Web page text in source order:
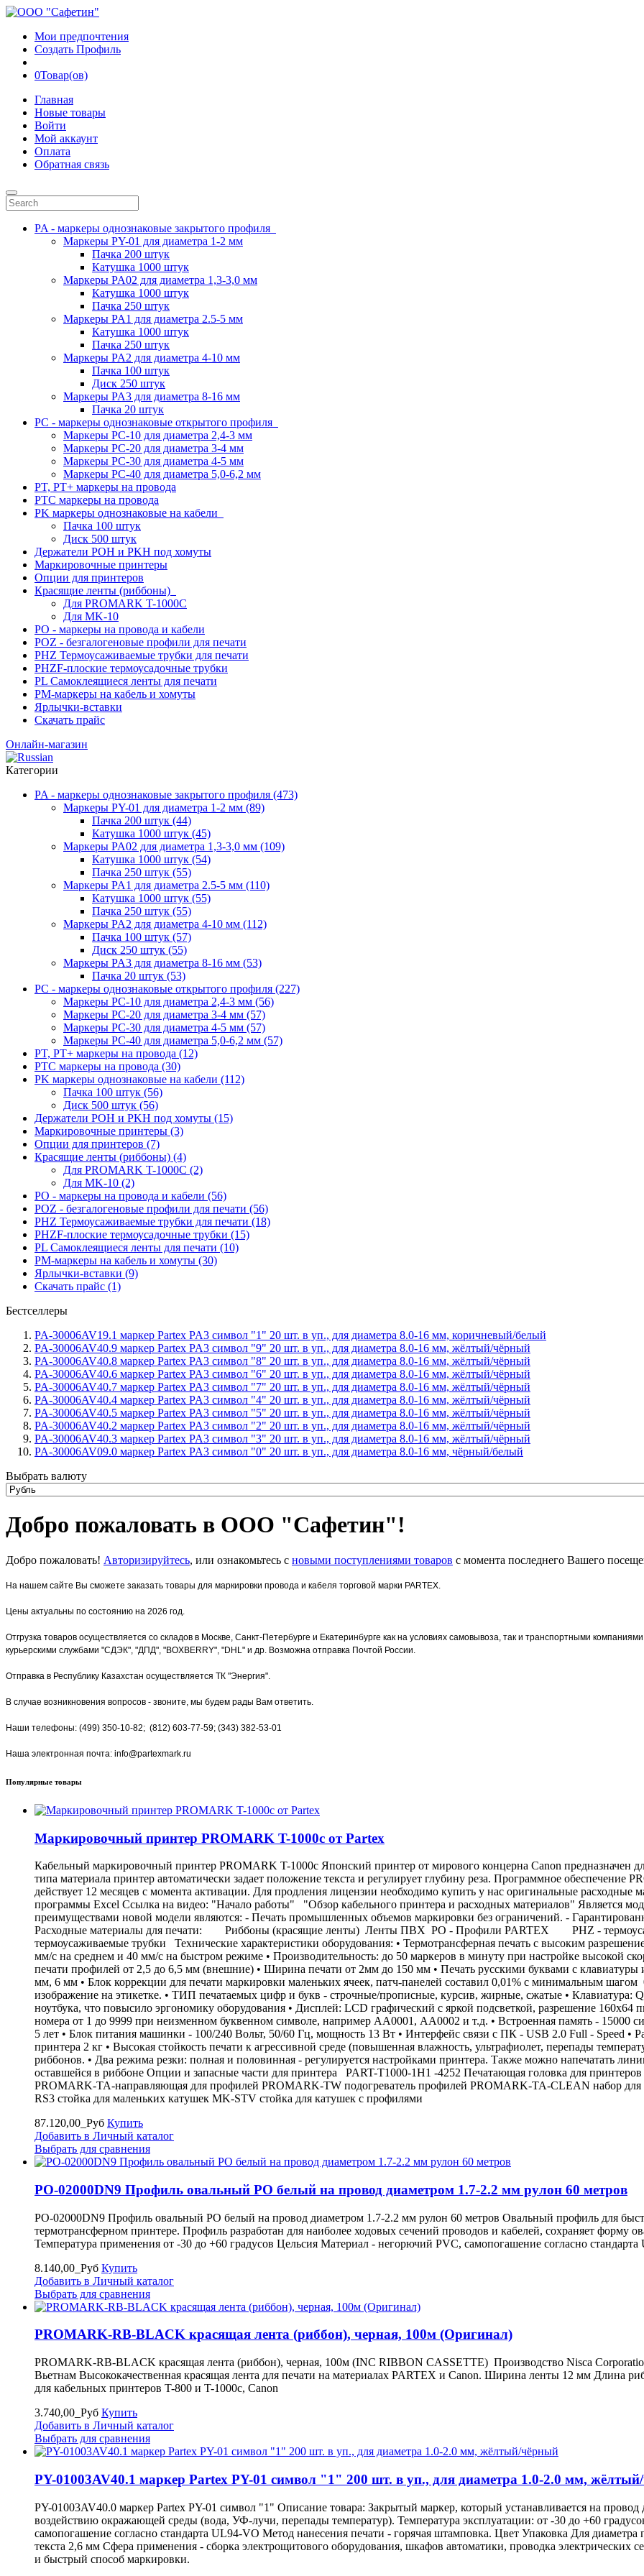
Мои предпочтения
Создать Профиль
0Товар(ов)
Главная
Новые товары
Войти
Мой аккаунт
Оплата
Обратная связь
PA - маркеры однознаковые закрытого профиля
Маркеры PY-01 для диаметра 1-2 мм
Пачка 200 штук
Катушка 1000 штук
Маркеры PA02 для диаметра 1,3-3,0 мм
Катушка 1000 штук
Пачка 250 штук
Маркеры PA1 для диаметра 2.5-5 мм
Катушка 1000 штук
Пачка 250 штук
Маркеры PA2 для диаметра 4-10 мм
Пачка 100 штук
Диск 250 штук
Маркеры PA3 для диаметра 8-16 мм
Пачка 20 штук
PC - маркеры однознаковые открытого профиля
Маркеры PC-10 для диаметра 2,4-3 мм
Маркеры PC-20 для диаметра 3-4 мм
Маркеры PC-30 для диаметра 4-5 мм
Маркеры PC-40 для диаметра 5,0-6,2 мм
PT, PT+ маркеры на провода
PTC маркеры на провода
PK маркеры однознаковые на кабели
Пачка 100 штук
Диск 500 штук
Держатели POH и PKH под хомуты
Маркировочные принтеры
Опции для принтеров
Красящие ленты (риббоны)
Для PROMARK T-1000C
Для MK-10
PO - маркеры на провода и кабели
POZ - безгалогеновые профили для печати
PHZ Термоусаживаемые трубки для печати
PHZF-плоские термоусадочные трубки
PL Самоклеящиеся ленты для печати
PM-маркеры на кабель и хомуты
Ярлычки-вставки
Скачать прайс
Онлайн-магазин
Категории
PA - маркеры однознаковые закрытого профиля (473)
Маркеры PY-01 для диаметра 1-2 мм (89)
Пачка 200 штук (44)
Катушка 1000 штук (45)
Маркеры PA02 для диаметра 1,3-3,0 мм (109)
Катушка 1000 штук (54)
Пачка 250 штук (55)
Маркеры PA1 для диаметра 2.5-5 мм (110)
Катушка 1000 штук (55)
Пачка 250 штук (55)
Маркеры PA2 для диаметра 4-10 мм (112)
Пачка 100 штук (57)
Диск 250 штук (55)
Маркеры PA3 для диаметра 8-16 мм (53)
Пачка 20 штук (53)
PC - маркеры однознаковые открытого профиля (227)
Маркеры PC-10 для диаметра 2,4-3 мм (56)
Маркеры PC-20 для диаметра 3-4 мм (57)
Маркеры PC-30 для диаметра 4-5 мм (57)
Маркеры PC-40 для диаметра 5,0-6,2 мм (57)
PT, PT+ маркеры на провода (12)
PTC маркеры на провода (30)
PK маркеры однознаковые на кабели (112)
Пачка 100 штук (56)
Диск 500 штук (56)
Держатели POH и PKH под хомуты (15)
Маркировочные принтеры (3)
Опции для принтеров (7)
Красящие ленты (риббоны) (4)
Для PROMARK T-1000C (2)
Для MK-10 (2)
PO - маркеры на провода и кабели (56)
POZ - безгалогеновые профили для печати (56)
PHZ Термоусаживаемые трубки для печати (18)
PHZF-плоские термоусадочные трубки (15)
PL Самоклеящиеся ленты для печати (10)
PM-маркеры на кабель и хомуты (30)
Ярлычки-вставки (9)
Скачать прайс (1)
Бестселлеры
PA-30006AV19.1 маркер Partex PA3 символ "1" 20 шт. в уп., для диаметра 8.0-16 мм, коричневый/белый
PA-30006AV40.9 маркер Partex PA3 символ "9" 20 шт. в уп., для диаметра 8.0-16 мм, жёлтый/чёрный
PA-30006AV40.8 маркер Partex PA3 символ "8" 20 шт. в уп., для диаметра 8.0-16 мм, жёлтый/чёрный
PA-30006AV40.6 маркер Partex PA3 символ "6" 20 шт. в уп., для диаметра 8.0-16 мм, жёлтый/чёрный
PA-30006AV40.7 маркер Partex PA3 символ "7" 20 шт. в уп., для диаметра 8.0-16 мм, жёлтый/чёрный
PA-30006AV40.4 маркер Partex PA3 символ "4" 20 шт. в уп., для диаметра 8.0-16 мм, жёлтый/чёрный
PA-30006AV40.5 маркер Partex PA3 символ "5" 20 шт. в уп., для диаметра 8.0-16 мм, жёлтый/чёрный
PA-30006AV40.2 маркер Partex PA3 символ "2" 20 шт. в уп., для диаметра 8.0-16 мм, жёлтый/чёрный
PA-30006AV40.3 маркер Partex PA3 символ "3" 20 шт. в уп., для диаметра 8.0-16 мм, жёлтый/чёрный
PA-30006AV09.0 маркер Partex PA3 символ "0" 20 шт. в уп., для диаметра 8.0-16 мм, чёрный/белый
Выбрать валюту
Добро пожаловать в ООО "Сафетин"!
Добро пожаловать! Авторизируйтесь, или ознакомьтесь с новыми поступлениями товаров с момента последнего Вашего
На нашем сайте Вы сможете заказать товары для маркировки провода и кабеля торговой марки PARTEX.
Цены актуальны по состоянию на 2026 год.
Отгрузка товаров осуществляется со складов в Москве, Санкт-Петербурге и Екатеринбурге как на условиях самовывоза, так и транспортными
курьерскими службами "СДЭК", "ДПД", "BOXBERRY", "DHL" и др. Возможна отправка Почтой России.
Отправка в Республику Казахстан осуществляется ТК "Энергия".
В случае возникновения вопросов - звоните, мы будем рады Вам ответить.
Наши телефоны: (499) 350-10-82; (812) 603-77-59; (343) 382-53-01
Наша электронная почта: info@partexmark.ru
Популярные товары
Маркировочный принтер PROMARK T-1000c от Partex
Кабельный маркировочный принтер PROMARK T-1000c Японский принтер от мирового концерна Canon предназначен
типа материала принтер автоматически задает положение текста и регулирует глубину реза. Программное
действует 12 месяцев с момента активации. Для продления лицензии необходимо купить у нас оригинальные
программы Excel Ссылка на видео: "Начало работы" "Обзор кабельного принтера и расходных материалов" Является
преимуществами новой модели являются: - Печать промышленных объемов маркировки без ограничений. -
Расходные материалы для печати: Риббоны (красящие ленты) Ленты ПВХ PO - Профили PARTEX PHZ -
термоусаживаемые трубки Технические характеристики оборудования: • Термотрансферная печать с высоким
мм/с на среднем и 40 мм/с на быстром режиме • Производительность: до 50 маркеров в минуту при настройке высокой
печати профилей от 2,5 до 6,5 мм (внешние) • Ширина печати от 2мм до 150 мм • Печать русскими буквами с
мм, 6 мм • Блок коррекции для печати маркировки маленьких ячеек, патч-панелей составил 0,01% с минимальным шагом
изображение на этикетке. • ТИП печатаемых цифр и букв - строчные/прописные, курсив, жирные, сжатые •
ноутбука, что повысило эргономику оборудования • Дисплей: LCD графический c яркой подсветкой, разрешение 160х64
номера от 1 до 9999 при неизменном буквенном символе, например АА0001, АА0002 и т.д. • Встроенная память - 15000
5 лет • Блок питания машинки - 100/240 Вольт, 50/60 Гц, мощность 13 Вт • Интерфейс связи с ПК - USB 2.0 Full - Speed
принтера 2 кг • Высокая стойкость печати к агрессивной среде (повышенная влажность, ультрафиолет, перепады
риббонов. • Два режима резки: полная и половинная - регулируется настройками принтера. Также можно напечатать
оставшейся в риббоне Опции и запасные части для принтера PART-T1000-1H1 -4252 Печатающая головка для
PROMARK-TA-направляющая для профилей PROMARK-TW подогреватель профилей PROMARK-TA-CLEAN набор
RS3 стойка для маленьких катушек MK-STV стойка для катушек с профилями
87.120,00_Руб Купить
Добавить в Личный каталог
Выбрать для сравнения
PO-02000DN9 Профиль овальный PO белый на провод диаметром 1.7-2.2 мм рулон 60 метров
PO-02000DN9 Профиль овальный PO белый на провод диаметром 1.7-2.2 мм рулон 60 метров Овальный профиль для
термотрансферном принтере. Профиль разработан для наиболее ходовых сечений проводов и кабелей, сохраняет форму
Температура применения от -30 до +60 градусов Цельсия Материал - негорючий PVC, самопогашение согласно
8.140,00_Руб Купить
Добавить в Личный каталог
Выбрать для сравнения
PROMARK-RB-BLACK красящая лента (риббон), черная, 100м (Оригинал)
PROMARK-RB-BLACK красящая лента (риббон), черная, 100м (INC RIBBON CASSETTE) Производство Nisca
Вьетнам Высококачественная красящая лента для печати на материалах PARTEX и Canon. Ширина ленты 12 мм Длина
для кабельных принтеров T-800 и T-1000c, Canon
3.740,00_Руб Купить
Добавить в Личный каталог
Выбрать для сравнения
PY-01003AV40.1 маркер Partex PY-01 символ "1" 200 шт. в уп., для диаметра 1.0-2.0 мм,
PY-01003AV40.0 маркер Partex PY-01 символ "1" Описание товара: Закрытый маркер, который устанавливается на
воздействию окражающей среды (вода, УФ-лучи, перепады температур). Температура эксплуатации: от -30 до +60
самопогашение согласно стандарта UL94-VO Метод нанесения печати - горячая штамповка. Цвет Упаковка Для
текста 2,6 мм Сфера применения - сборка электрощитового оборудования, шкафов автоматики, проводка
и быстрый способ маркировки.